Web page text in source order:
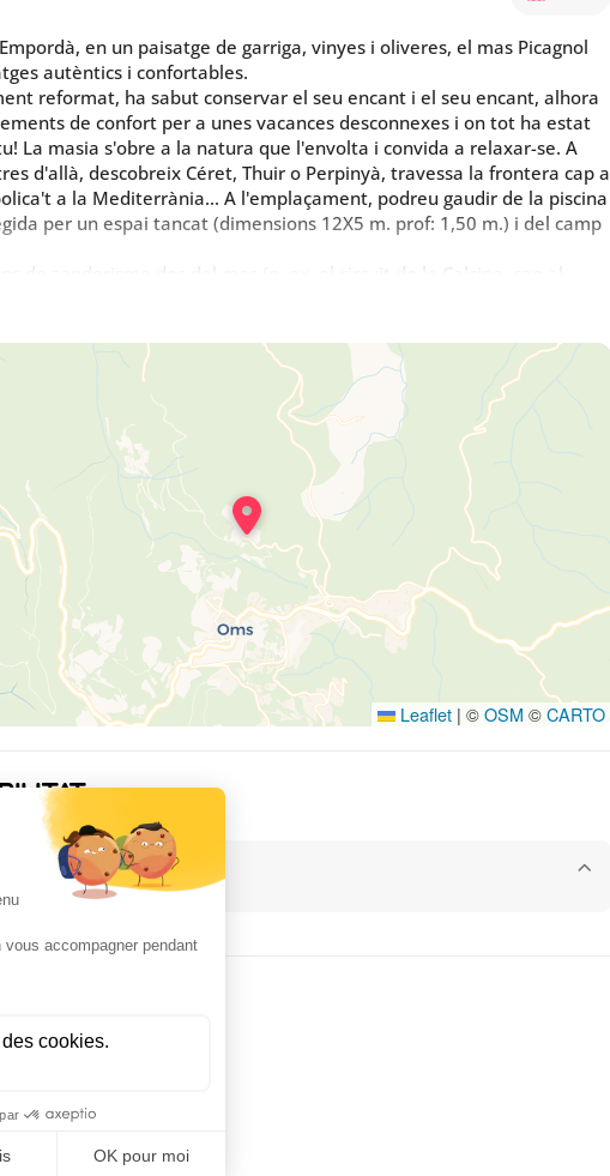
en un paisatge de garriga, vinyes i oliveres, el mas Picagnol
autèntics i confortables.
reformat, ha sabut conservar el seu encant i el seu encant, alhora
de confort per a unes vacances desconnexes i on tot ha estat
La masia s'obre a la natura que l'envolta i convida a relaxar-se. A
d'allà, descobreix Céret, Thuir o Perpinyà, travessa la frontera cap a
a la Mediterrània... A l'emplaçament, podreu gaudir de la piscina
per un espai tancat (dimensions 12X5 m. prof: 1,50 m.) i del camp
de senderisme des del mas (p. ex. el circuit de la Calcine, cap al
al poble, cada diumenge matí a 10 minuts a peu.
6 allotjaments de 4 a 6 persones, amb aire condicionat i
cadascun amb terrassa coberta, mobles privats de relaxació, una
Leaflet | ©OSM ©CARTO
→ 31 December 2026